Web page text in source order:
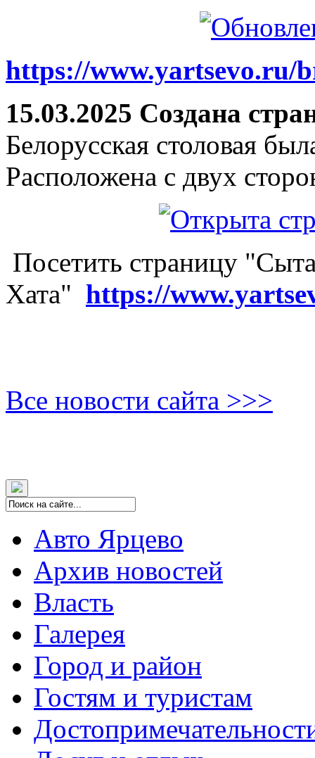
https://www.yartsevo.ru/
15.03.2025 Создана
Белорусская столовая
Расположена с двух
Посетить страницу
Хата" https://
Все новости сайта >>>
Авто Ярцево
Архив новостей
Власть
Галерея
Город и район
Гостям и туристам